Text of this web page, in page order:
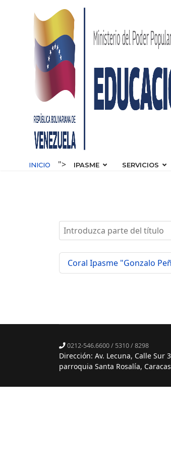
INICIO "> IPASME SERVICIOS
Introduzca parte del título
Coral Ipasme "Gonzalo
0212-546.6600 / 5310 / 8298
Dirección: Av. Lecuna, Calle Sur
parroquia Santa Rosalía,